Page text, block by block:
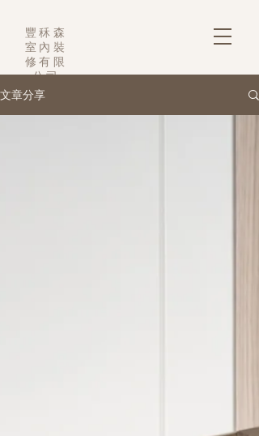
豐秝森
室內裝
修有限
公司
文章分享